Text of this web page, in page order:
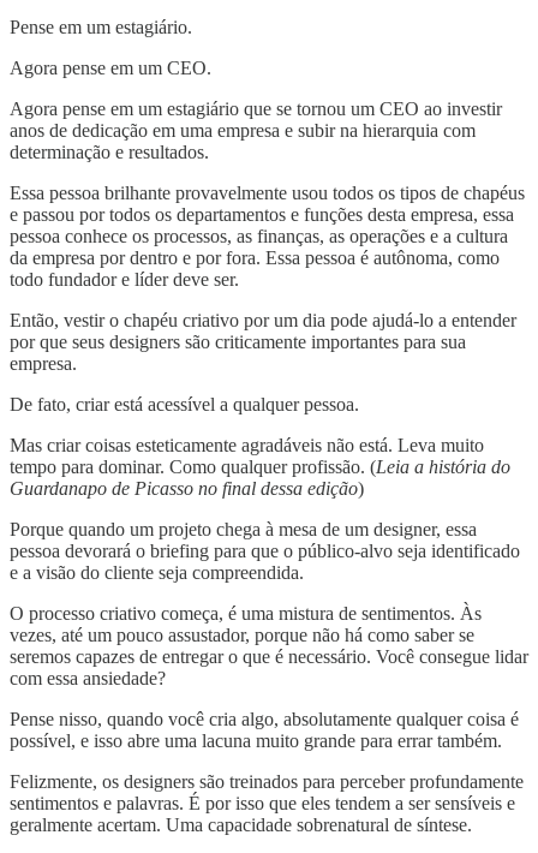
Pense em um estagiário.
Agora pense em um CEO.
Agora pense em um estagiário que se tornou um CEO ao investir
anos de dedicação em uma empresa e subir na hierarquia com
determinação e resultados.
Essa pessoa brilhante provavelmente usou todos os tipos de chapéus
e passou por todos os departamentos e funções desta empresa, essa
pessoa conhece os processos, as finanças, as operações e a cultura
da empresa por dentro e por fora. Essa pessoa é autônoma, como
todo fundador e líder deve ser.
Então, vestir o chapéu criativo por um dia pode ajudá-lo a entender
por que seus designers são criticamente importantes para sua
empresa.
De fato, criar está acessível a qualquer pessoa.
Mas criar coisas esteticamente agradáveis não está. Leva muito
tempo para dominar. Como qualquer profissão. (Leia a história do
Guardanapo de Picasso no final dessa edição)
Porque quando um projeto chega à mesa de um designer, essa
pessoa devorará o briefing para que o público-alvo seja identificado
e a visão do cliente seja compreendida.
O processo criativo começa, é uma mistura de sentimentos. Às
vezes, até um pouco assustador, porque não há como saber se
seremos capazes de entregar o que é necessário. Você consegue lidar
com essa ansiedade?
Pense nisso, quando você cria algo, absolutamente qualquer coisa é
possível, e isso abre uma lacuna muito grande para errar também.
Felizmente, os designers são treinados para perceber profundamente
sentimentos e palavras. É por isso que eles tendem a ser sensíveis e
geralmente acertam. Uma capacidade sobrenatural de síntese.